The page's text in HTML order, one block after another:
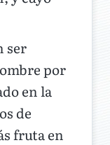
ser
por
en la
de
fruta en